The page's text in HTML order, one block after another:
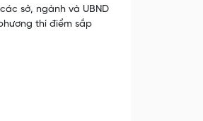
sở, ngành và UBND
thí điểm sắp